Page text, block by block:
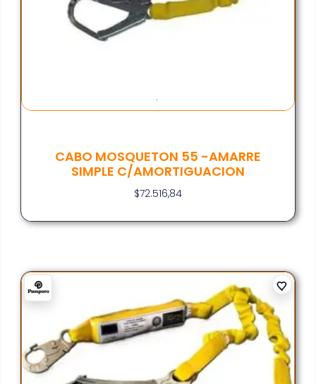
CABO MOSQUETON 55 -AMARRE
SIMPLE C/AMORTIGUACION
$72.516,84